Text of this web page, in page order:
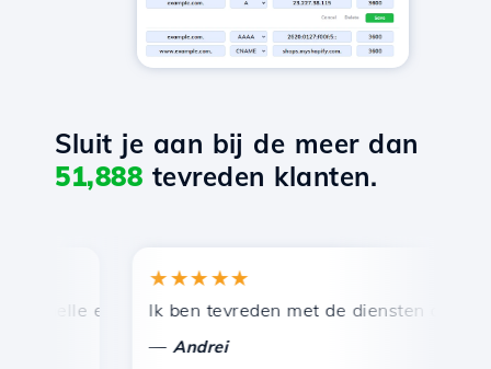
Sluit je aan bij de meer dan
51,888 tevreden klanten.
en efficiënte technische ondersteuning.
★★★★★
Ik ben tevreden met de diensten die door
Andrei